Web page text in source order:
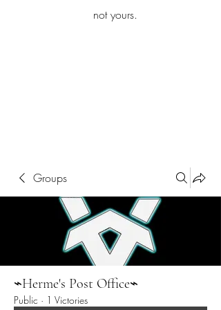
not yours.
Groups
⌁Herme's Post Office⌁
Public · 1 Victories